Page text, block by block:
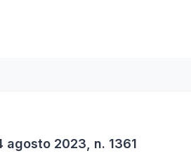
agosto 2023, n. 1361